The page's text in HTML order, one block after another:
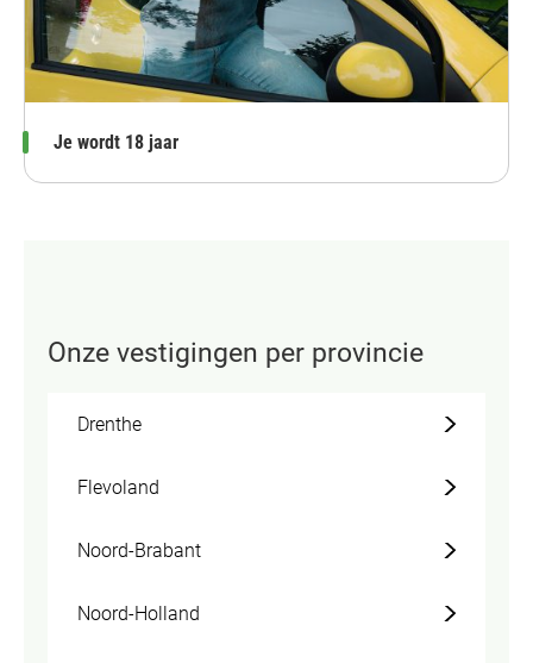
Je wordt 18 jaar
Onze vestigingen per provincie
Drenthe
Flevoland
Noord-Brabant
Noord-Holland